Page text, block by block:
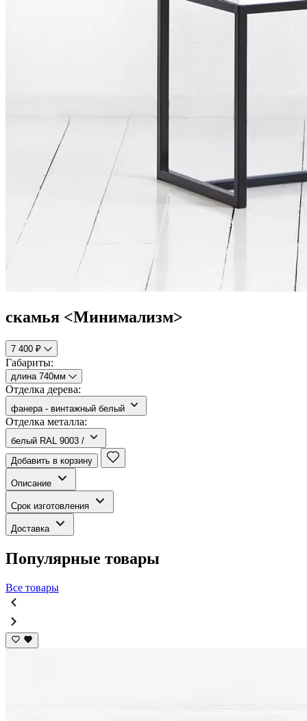
скамья <Минимализм>
7 400 ₽
Габариты:
длина 740мм
Отделка дерева:
фанера - винтажный белый
Отделка металла:
белый RAL 9003 /
Добавить в корзину
Описание
Срок изготовления
Доставка
Популярные товары
Все товары